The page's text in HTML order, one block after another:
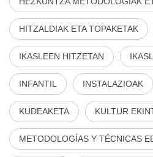
HITZALDIAK ETA TOPAKETAK
IKASLEEN HITZETAN
INFANTIL INSTALAZIOAK
KUDEAKETA KULTUR
METODOLOGÍAS Y TÉCNICAS